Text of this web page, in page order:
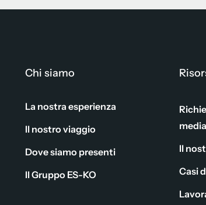
Chi siamo
La nostra esperienza
Il nostro viaggio
Dove siamo presenti
Il Gruppo ES-KO
media
Il
Casi